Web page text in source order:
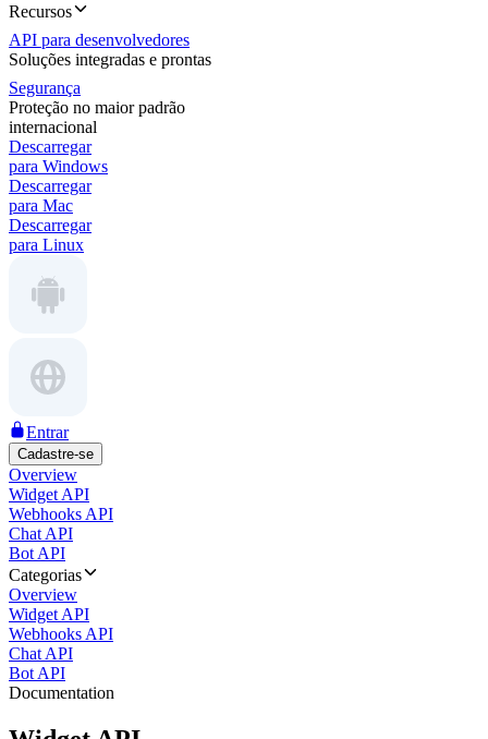
Recursos
API para desenvolvedores
Soluções integradas e prontas
Segurança
Proteção no maior padrão
internacional
Descarregar
para Windows
Descarregar
para Mac
Descarregar
para Linux
Entrar
Cadastre-se
Overview
Widget API
Webhooks API
Chat API
Bot API
Categorias
Overview
Widget API
Webhooks API
Chat API
Bot API
Documentation